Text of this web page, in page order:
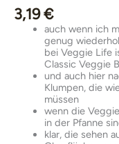
3,19€
auch wenn ich
genug
bei Veggie Life
Classic Veggie
und auch hier
Klumpen, die
müssen
wenn die
in der Pfanne
klar, die sehen